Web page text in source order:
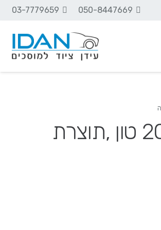
050-8447669
03-7779659
Werther-מכבש הידראולי 20 טון ,תוצרת